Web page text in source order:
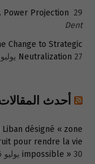
Power Projection 29 يوليو 2026
Dent
Change to Strategic
Neutralization 27 يوليو 2026
أحدث
désigné « zone
pour rendre la vie
impossible » 30 يوليو 2026